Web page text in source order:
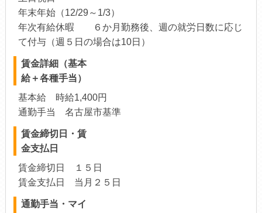
年末年始（12/29～1/3）
年次有給休暇 ６か月勤務後、週の就労日数に応じ
て付与（週５日の場合は10日）
賃金詳細（基本
給＋各種手当）
基本給 時給1,400円
通勤手当 名古屋市基準
賃金締切日・賃
金支払日
賃金締切日 １５日
賃金支払日 当月２５日
通勤手当・マイ